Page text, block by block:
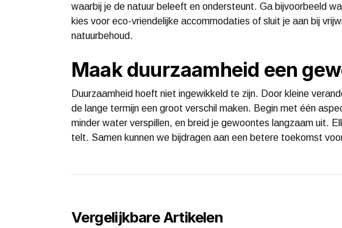
waarbij je de natuur beleeft en ondersteunt. Ga bijvoorbeeld
kies voor eco-vriendelijke accommodaties of sluit je aan bij
natuurbehoud.
Maak duurzaamheid een
Duurzaamheid hoeft niet ingewikkeld te zijn. Door kleine
de lange termijn een groot verschil maken. Begin met één
minder water verspillen, en breid je gewoontes langzaam uit.
telt. Samen kunnen we bijdragen aan een betere toekomst
Vergelijkbare Artikelen